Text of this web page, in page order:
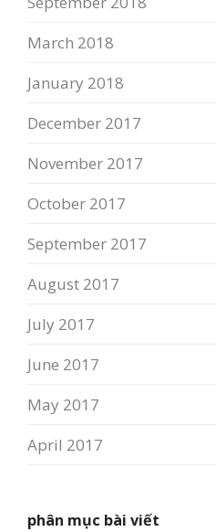
March 2018
January 2018
December 2017
November 2017
October 2017
September 2017
August 2017
July 2017
June 2017
May 2017
April 2017
phân mục bài viết